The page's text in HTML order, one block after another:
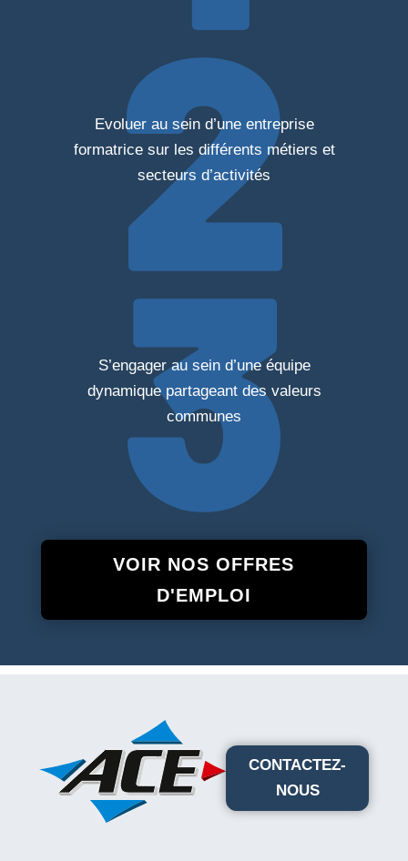
Evoluer au sein d’une entreprise
formatrice sur les différents métiers et
secteurs d’activités
S’engager au sein d’une équipe
dynamique partageant des valeurs
communes
VOIR NOS OFFRES
D'EMPLOI
CONTACTEZ-
NOUS